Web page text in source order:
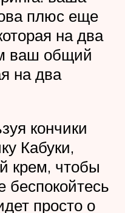
плюс еще
на два
ваш общий
на два
кончики
Кабуки,
крем, чтобы
просто о